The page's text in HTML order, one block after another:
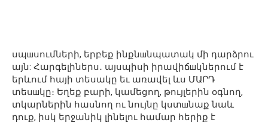
սպшսումների, երբեք ինքնшնպատակ մի դարձրու
այն: Հարգելիներս․ այսպիսի իրավիճшկներում է
երևում հայի տեսակը եւ առավել ևս ՄԱՐԴ
տեսшկը։ Եղեք բարի, կամեցող, թույլերին օգնող,
տկարներին հասնող ու նույնը կստшնաք նաև
դուք, իսկ երջանիկ լինելու համար հերիք է